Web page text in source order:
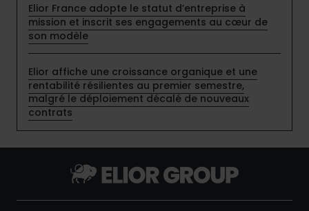
Elior France adopte le statut d’entreprise à
mission et inscrit ses engagements au cœur de
son modèle
Elior affiche une croissance organique et une
rentabilité résilientes au premier semestre,
malgré le déploiement décalé de nouveaux
contrats